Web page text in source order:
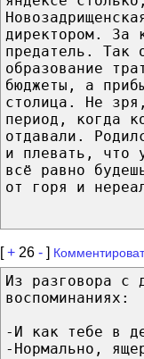
директором. За
предатель. Так
образование
бюджеты, а
столица. Не
период, когда
отдавали.
и плевать, что
всё равно
от горя и
[+ 26 - ]
Из разговора с
воспоминаниях:
-И как тебе в
-Нормально,